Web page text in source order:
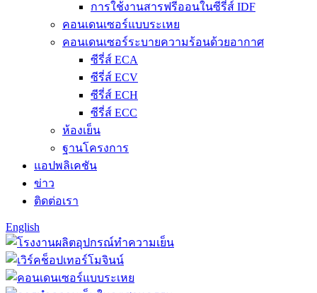
การใช้งานสารฟรีออนในซีรี่ส์ IDF
คอนเดนเซอร์แบบระเหย
คอนเดนเซอร์ระบายความร้อนด้วยอากาศ
ซีรี่ส์ ECA
ซีรี่ส์ ECV
ซีรี่ส์ ECH
ซีรี่ส์ ECC
ห้องเย็น
ฐานโครงการ
แอปพลิเคชัน
ข่าว
ติดต่อเรา
English